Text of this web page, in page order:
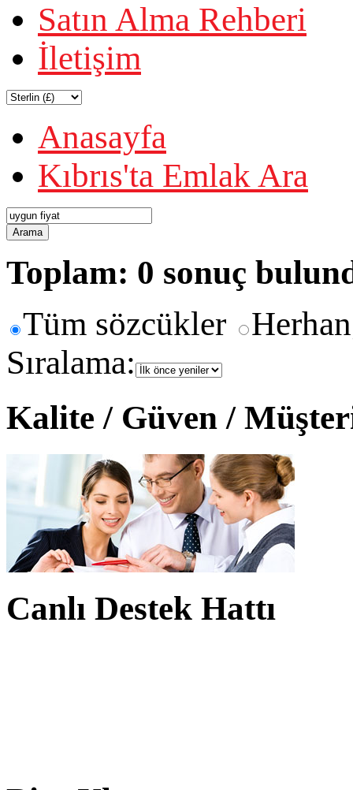
Satın Alma Rehberi
İletişim
Anasayfa
Kıbrıs'ta Emlak Ara
Arama
Toplam: 0 sonuç
Tüm sözcükler
Sıralama:
Kalite / Güven /
Canlı Destek Hattı